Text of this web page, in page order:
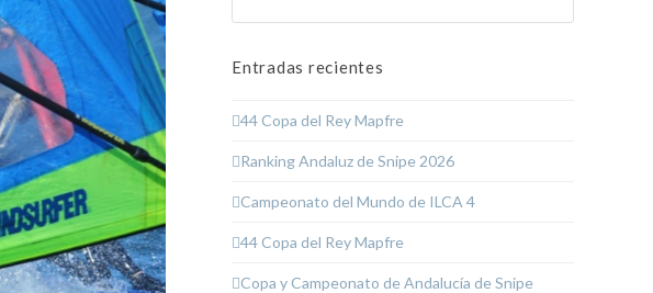
Entradas recientes
44 Copa del Rey Mapfre
Ranking Andaluz de Snipe 2026
Campeonato del Mundo de ILCA 4
44 Copa del Rey Mapfre
Copa y Campeonato de Andalucía de Snipe